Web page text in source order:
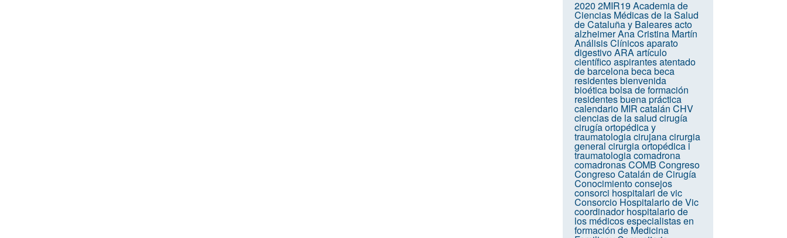
2020 2MIR19 Academia de
Ciencias Médicas de la Salud
de Cataluña y Balearesacto
alzheimerAna Cristina Martín
Análisis Clínicosaparato
digestivoARAartículo
científicoaspirantesatentado
de barcelonabecabeca
residentesbienvenida
bioéticabolsa de formación
residentesbuena práctica
calendario MIR catalán CHV
ciencias de la salud cirugía
cirugía ortopédica y
traumatologiacirujanacirurgia
general cirurgia ortopédica i
traumatologiacomadrona
comadronasCOMB Congreso
Congreso Catalán de Cirugía
Conocimientoconsejos
consorci hospitalari de vic
Consorcio Hospitalario de Vic
coordinador hospitalario de
los médicos especialistas en
formación de Medicina